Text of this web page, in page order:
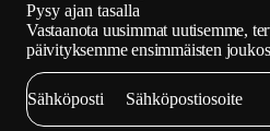
Pysy ajan tasalla
Vastaanota uusimmat uutisemme,
päivityksemme ensimmäisten
Sähköposti